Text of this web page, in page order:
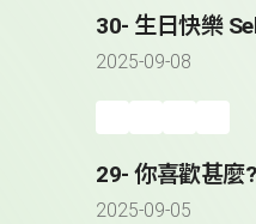
30- 生日快樂
2025-09-08
29- 你喜歡甚麼
2025-09-05